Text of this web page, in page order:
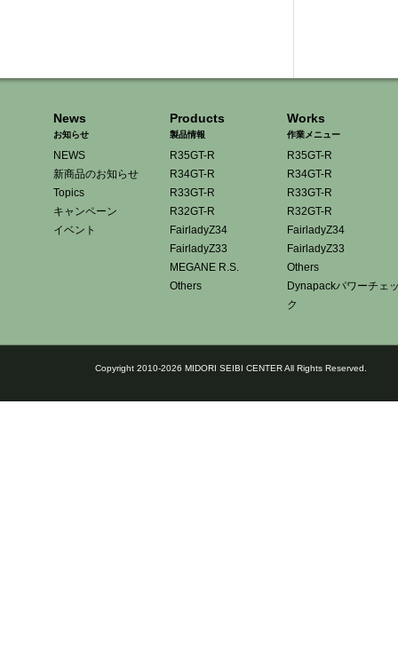
News
お知らせ
NEWS
新商品のお知らせ
Topics
キャンペーン
イベント
Products
製品情報
R35GT-R
R34GT-R
R33GT-R
R32GT-R
FairladyZ34
FairladyZ33
MEGANE R.S.
Others
Works
作業メニュー
R35GT-R
R34GT-R
R33GT-R
R32GT-R
FairladyZ34
FairladyZ33
Others
Dynapackパワーチェ
ク
Copyright 2010-2026 MIDORI SEIBI CENTER All Rights Reserved.